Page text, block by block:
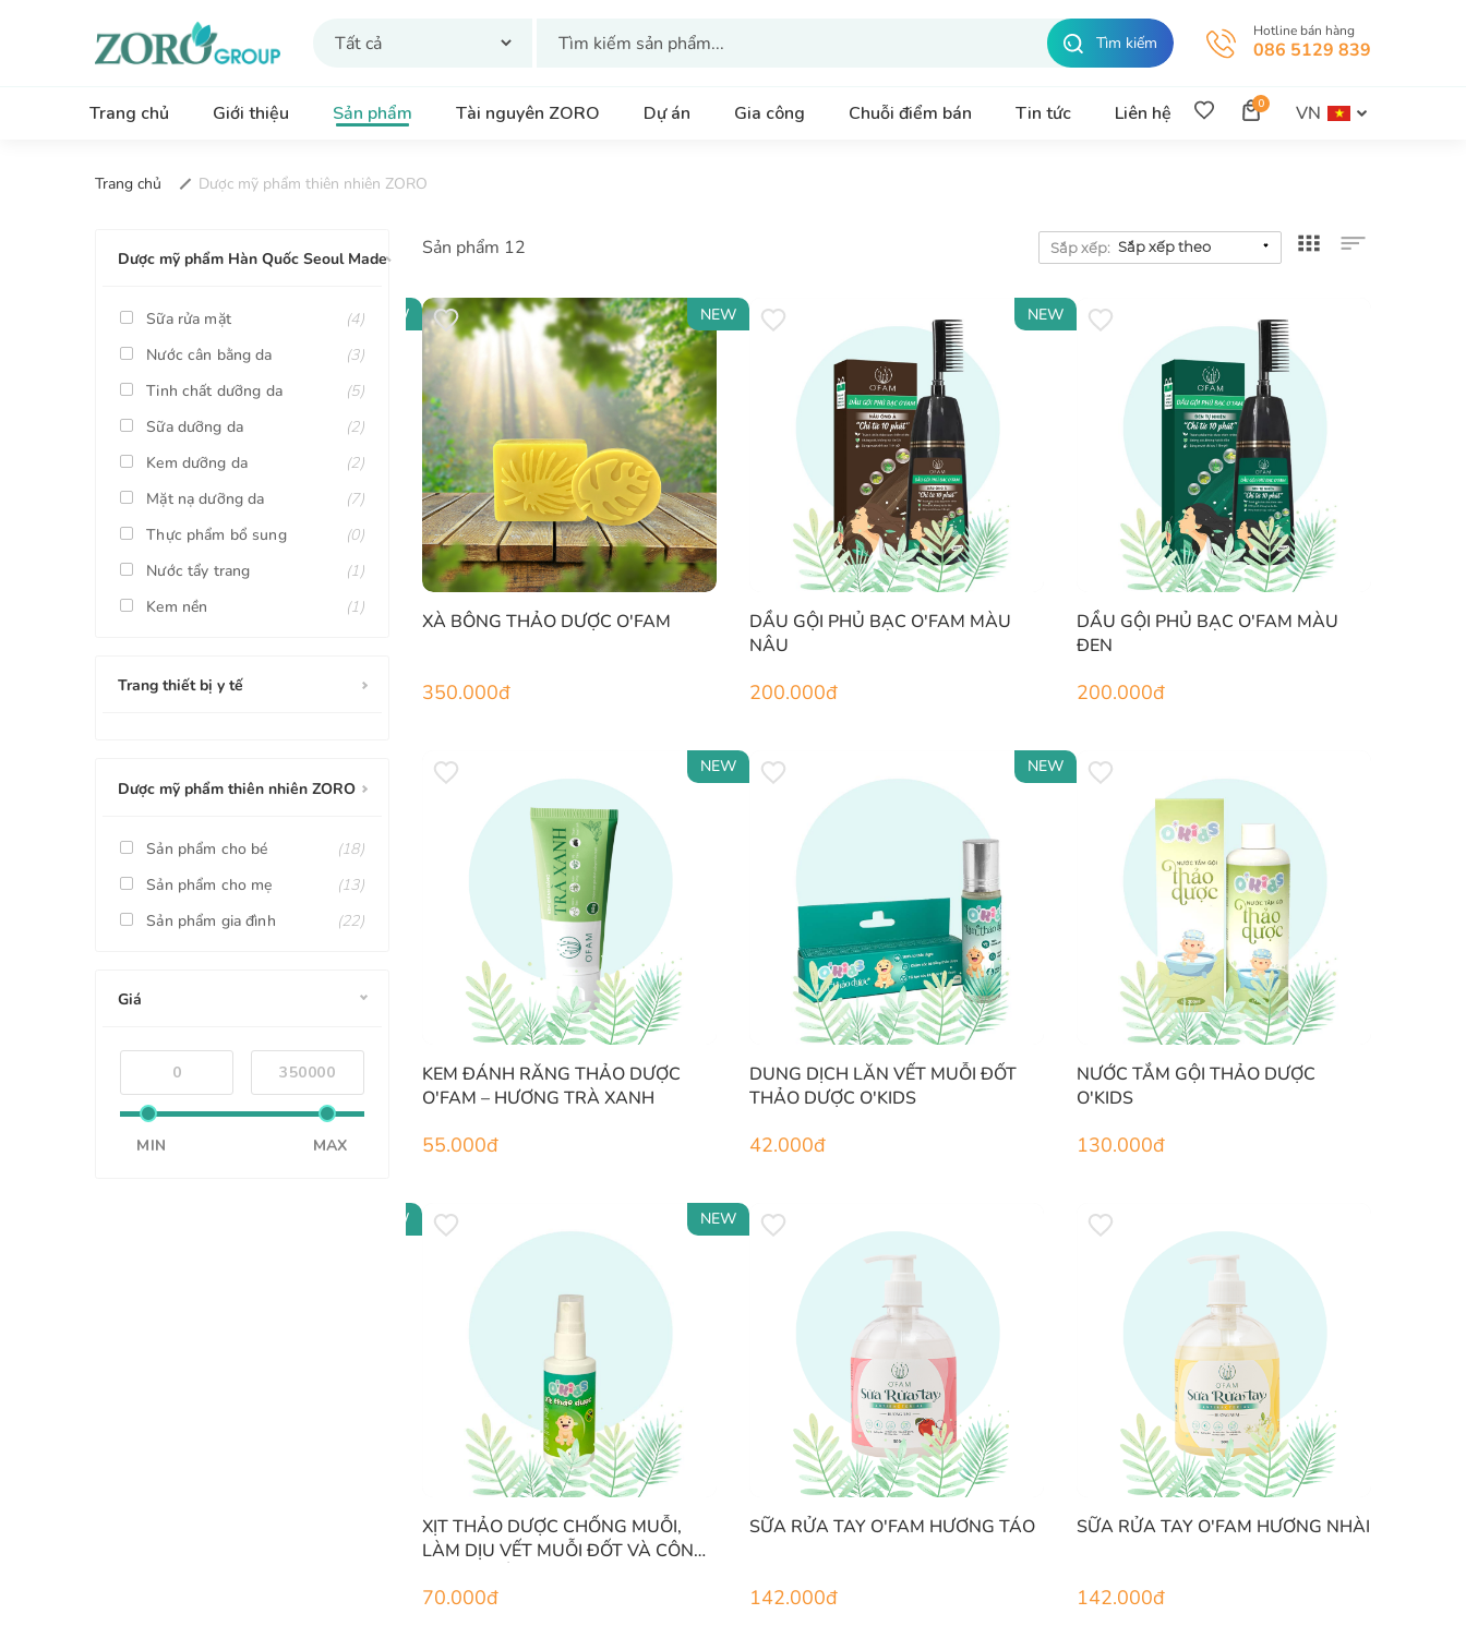
Tìm kiếm
Hotline bán hàng
086 5129 839
Trang chủ Giới thiệu Sản phẩm Tài nguyên ZORO Dự án Gia công Chuỗi điểm bán Tin tức Liên hệ 0 VN
Trang chủ Dược mỹ phẩm thiên nhiên ZORO
Dược mỹ phẩm Hàn Quốc Seoul Made
Sữa rửa mặt
(4)
Nước cân bằng da
(3)
Tinh chất dưỡng da
(5)
Sữa dưỡng da
(2)
Kem dưỡng da
(2)
Mặt nạ dưỡng da
(7)
Thực phẩm bổ sung
(0)
Nước tẩy trang
(1)
Kem nền
(1)
Trang thiết bị y tế
Dược mỹ phẩm thiên nhiên ZORO
Sản phẩm cho bé
(18)
Sản phẩm cho mẹ
(13)
Sản phẩm gia đình
(22)
Giá
MIN MAX
Sản phẩm 12 Sắp xếp:
NEW
XÀ BÔNG THẢO DƯỢC O'FAM
350.000đ
NEW
DẦU GỘI PHỦ BẠC O'FAM MÀU
NÂU
200.000đ
NEW
DẦU GỘI PHỦ BẠC O'FAM MÀU
ĐEN
200.000đ
KEM ĐÁNH RĂNG THẢO DƯỢC
O'FAM – HƯƠNG TRÀ XANH
55.000đ
NEW
DUNG DỊCH LĂN VẾT MUỖI ĐỐT
THẢO DƯỢC O'KIDS
42.000đ
NEW
NƯỚC TẮM GỘI THẢO DƯỢC
O'KIDS
130.000đ
NEW
XỊT THẢO DƯỢC CHỐNG MUỖI,
LÀM DỊU VẾT MUỖI ĐỐT VÀ CÔN
70.000đ
NEW
SỮA RỬA TAY O'FAM HƯƠNG TÁO
142.000đ
SỮA RỬA TAY O'FAM HƯƠNG NHÀI
142.000đ